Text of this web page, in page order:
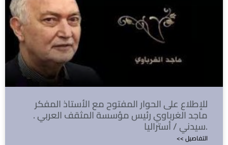
للإطلاع على الحوار المفتوح مع الأستاذ المفكر
ماجد الغرباوي رئيس مؤسسة المثقف العربي .
سيدني / أستراليا.
<< التفاصيل